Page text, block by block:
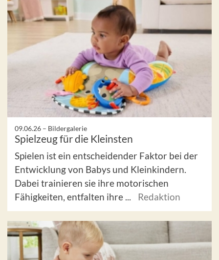
09.06.26 – Bildergalerie
Spielzeug für die Kleinsten
Spielen ist ein entscheidender Faktor bei der
Entwicklung von Babys und Kleinkindern.
Dabei trainieren sie ihre motorischen
Fähigkeiten, entfalten ihre ...
Redaktion